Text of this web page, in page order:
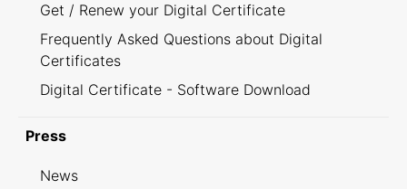
Get / Renew your Digital Certificate
Frequently Asked Questions about Digital
Certificates
Digital Certificate - Software Download
Press
News